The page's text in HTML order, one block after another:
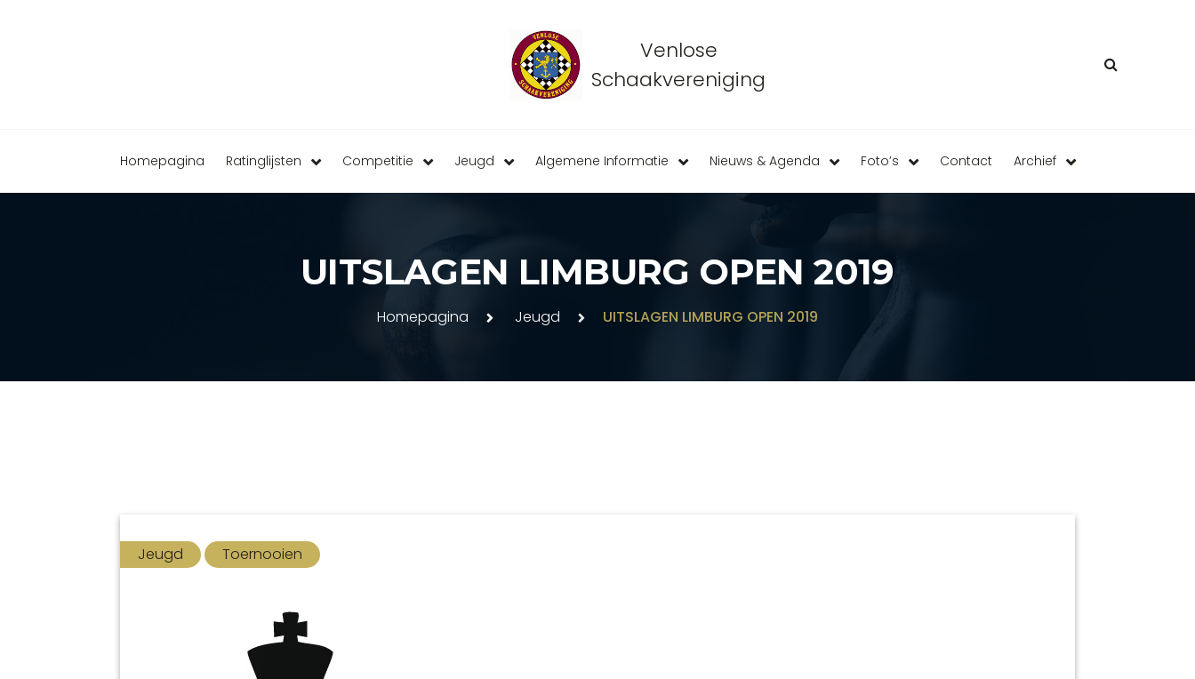
Venlose
Schaakvereniging
Homepagina Ratinglijsten Competitie Jeugd Algemene Informatie Nieuws & Agenda Foto’s Contact Archief
UITSLAGEN LIMBURG OPEN 2019
Homepagina Jeugd UITSLAGEN LIMBURG OPEN 2019
Jeugd Toernooien